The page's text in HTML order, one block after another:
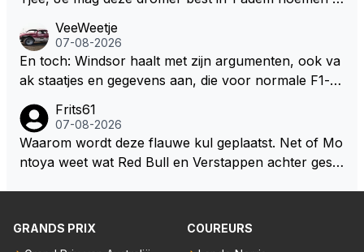
aar voordragen uit eigen geest. Kan mij voorstellen d
at je het leuk vindt sprookjes te luisteren maar heb jij
jezelf dan ook wel eens afgevraagd of de dappere b
ze wolff gesneden heeft?
VeeWeetje
07-08-2026
En toch: Windsor haalt met zijn argumenten, ook va
ak staatjes en gegevens aan, die voor normale F1-fa
okies made of your own dough" 🤣
Frits61
07-08-2026
Waarom wordt deze flauwe kul geplaatst. Net of Mo
ntoya weet wat Red Bull en Verstappen achter geslo
GRANDS PRIX
COUREURS